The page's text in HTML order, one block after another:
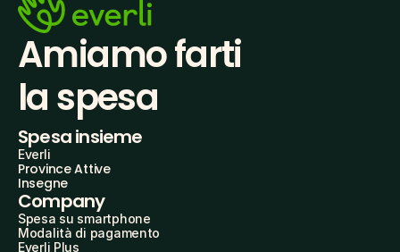
Amiamo farti
la spesa
Spesa insieme
Everli
Province Attive
Insegne
Company
Spesa su smartphone
Modalità di pagamento
Everli Plus